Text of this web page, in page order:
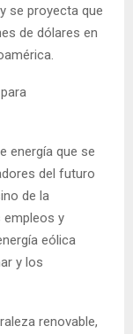
se proyecta que
de dólares en
energía que se
del futuro
de la
empleos y
eólica
y los
renovable,